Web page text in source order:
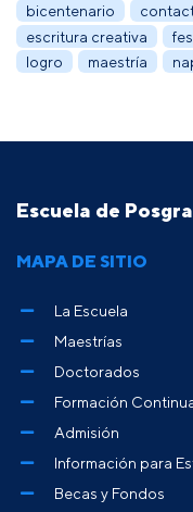
bicentenario
escritura creativa
logro
maestría
Escuela de
MAPA DE SITIO
La Escuela
Maestrías
Doctorados
Formación
Admisión
Información para
Becas y Fondos